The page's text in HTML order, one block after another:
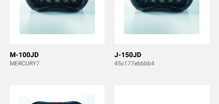
M-100JD
MERCURY7
J-150JD
45c177ebbbb4